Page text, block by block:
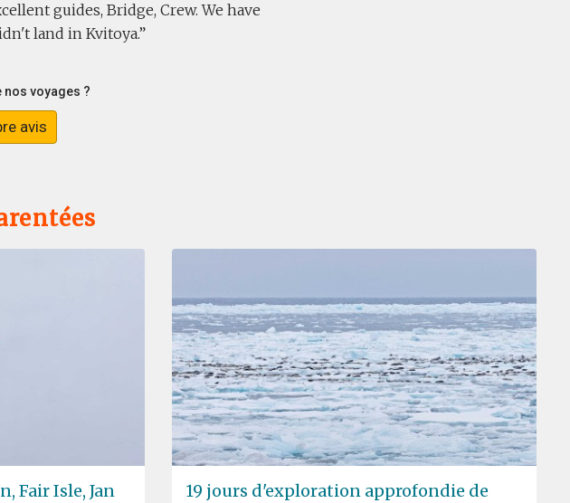
guides, Bridge, Crew. We have
land in Kvitoya.
nos voyages ?
avis
Fair Isle, Jan
19 jours d'exploration approfondie de